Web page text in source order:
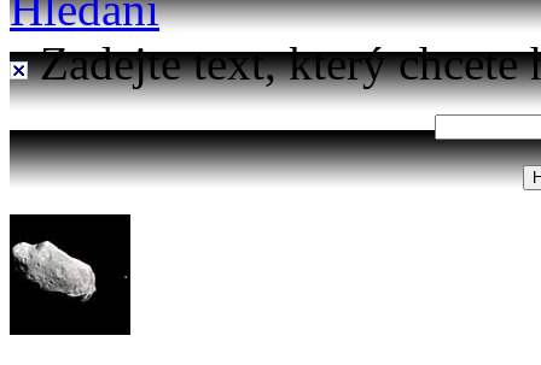
Zadejte text, který chcete